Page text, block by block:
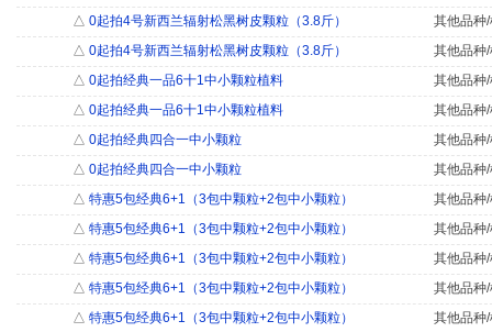
△ 0起拍4号新西兰辐射松黑树皮颗粒（3.8斤）
其他品种
△ 0起拍4号新西兰辐射松黑树皮颗粒（3.8斤）
其他品种
△ 0起拍经典一品6十1中小颗粒植料
其他品种
△ 0起拍经典一品6十1中小颗粒植料
其他品种
△ 0起拍经典四合一中小颗粒
其他品种
△ 0起拍经典四合一中小颗粒
其他品种
△ 特惠5包经典6+1（3包中颗粒+2包中小颗粒）
其他品种
△ 特惠5包经典6+1（3包中颗粒+2包中小颗粒）
其他品种
△ 特惠5包经典6+1（3包中颗粒+2包中小颗粒）
其他品种
△ 特惠5包经典6+1（3包中颗粒+2包中小颗粒）
其他品种
△ 特惠5包经典6+1（3包中颗粒+2包中小颗粒） 其他品种